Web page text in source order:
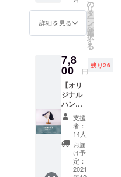
販売価
格より
10～
20％程
サウ
ナーの
意見か
ら、サ
ウナ利
用時を
想定し
て香り3
パター
ンを調
香師の
方につ
くりあ
詳細を見る
の
リ
タ
ー
ン
を
選
択
す
る
7,8
00 円
残り26
【オリ
ジナル
ハンド
メイド
サウナ
ハッ
ト】+
【サウ
ナ1時間
利用
支援
者：
14人
お届
け予
定：
2021